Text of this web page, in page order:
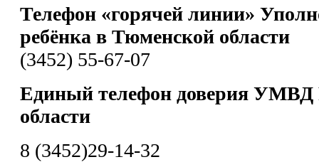
Телефон «горячей линии»
ребёнка в Тюменской области
(3452) 55-67-07
Единый телефон доверия УМВД
области
8 (3452)29-14-32